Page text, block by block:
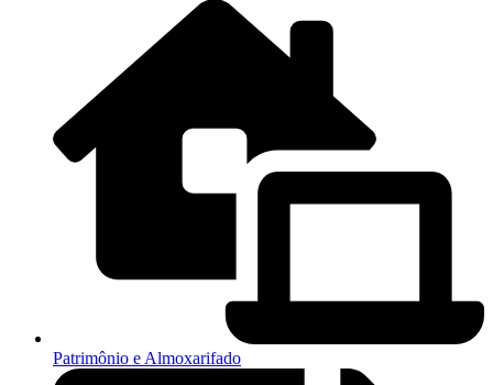
Patrimônio e Almoxarifado